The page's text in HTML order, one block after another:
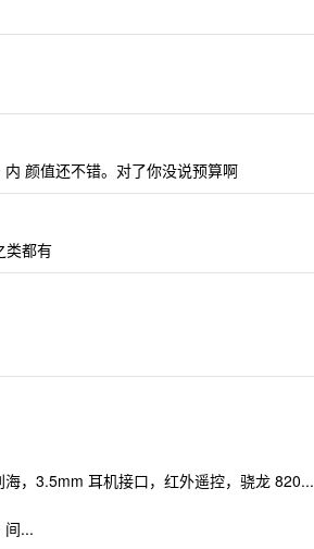
颜值还不错。对了你没说预算啊
类都有
，3.5mm 耳机接口，红外遥控，骁龙 820...
间...